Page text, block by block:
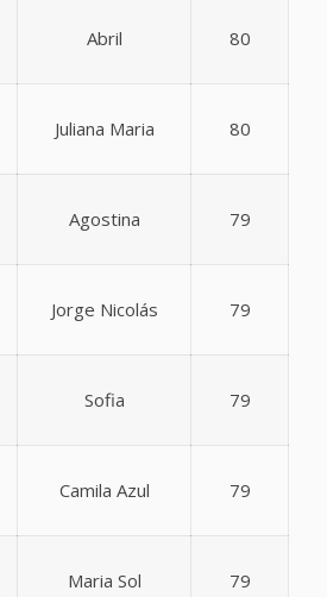
Abril 80
Juliana Maria 80
Agostina 79
Jorge Nicolás 79
Sofia 79
Camila Azul 79
Maria Sol 79